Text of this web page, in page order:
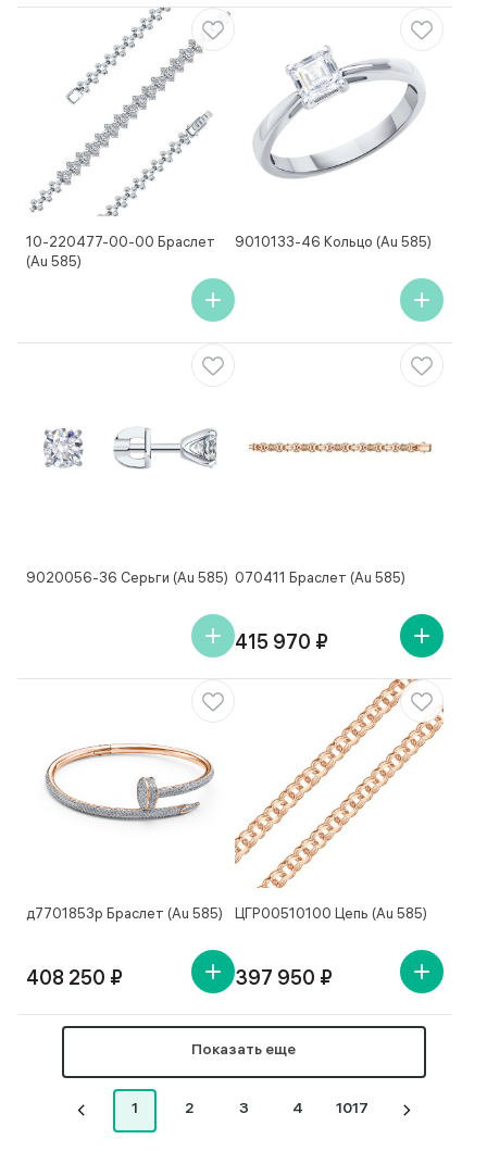
10-220477-00-00 Браслет
(Au 585)
9010133-46 Кольцо (Au 585)
9020056-36 Серьги (Au 585) 070411 Браслет (Au 585)
415 970 ₽
д7701853р Браслет (Au 585)
408 250 ₽
ЦГР00510100 Цепь (Au 585)
397 950 ₽
Показать еще
1 2 3 4 1017